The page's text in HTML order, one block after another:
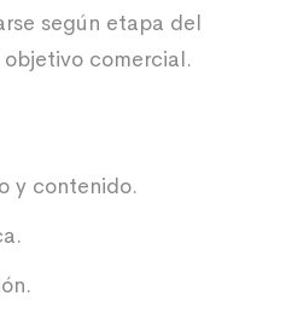
según etapa del
comercial.
y contenido.